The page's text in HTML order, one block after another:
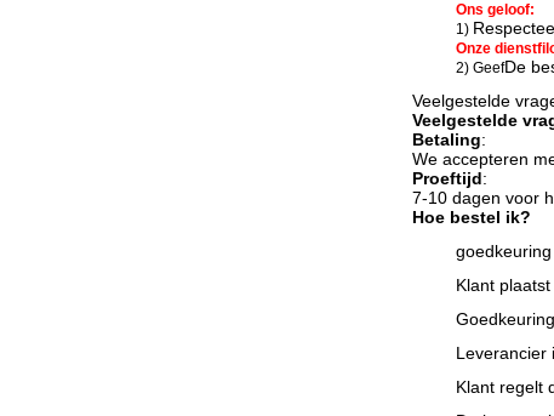
Ons geloof:
1)
Onze
2) GeefDe
Veelgestelde
Veelgestelde
Betaling:
We accepteren
Proeftijd:
7-10 dagen voor
Hoe bestel ik?
Klant
Leverancier
Klant regelt